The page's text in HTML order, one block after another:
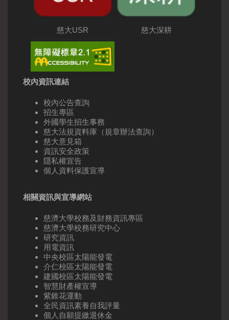
慈大USR 慈大深耕
校內資訊連結
校內公告查詢
招生專區
外國學生招生事務
慈大法規資料庫（規章辦法查詢）
慈大意見箱
資訊安全政策
隱私權宣告
個人資料保護宣導
相關資訊與宣導網站
慈濟大學校務及財務資訊專區
慈濟大學校務研究中心
研究資訊
用電資訊
中央校區太陽能發電
介仁校區太陽能發電
建國校區太陽能發電
智慧財產權宣導
紫錐花運動
全民資訊素養自我評量
個人自願提繳退休金